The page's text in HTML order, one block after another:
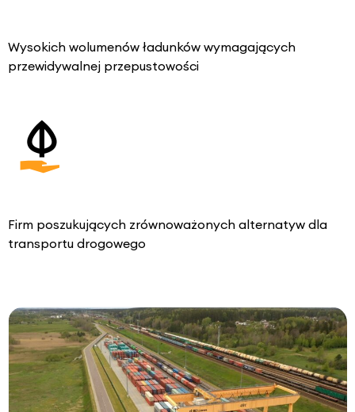
Wysokich wolumenów ładunków wymagających
przewidywalnej przepustowości
Firm poszukujących zrównoważonych alternatyw dla
transportu drogowego